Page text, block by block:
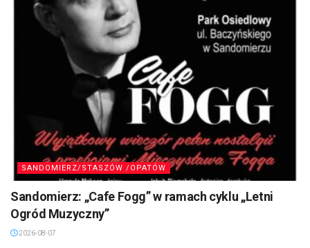
SANDOMIERZ/STASZÓW /OPATÓW
Sandomierz: „Cafe Fogg” w ramach cyklu „Letni
Ogród Muzyczny”
2026-08-07